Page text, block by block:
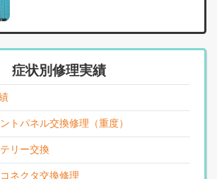
症状別修理実績
トパネル交換修理（重度）
リー交換